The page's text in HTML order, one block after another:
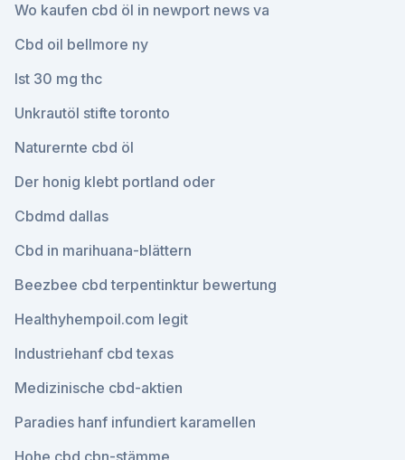
Wo kaufen cbd öl in newport news va
Cbd oil bellmore ny
Ist 30 mg thc
Unkrautöl stifte toronto
Naturernte cbd öl
Der honig klebt portland oder
Cbdmd dallas
Cbd in marihuana-blättern
Beezbee cbd terpentinktur bewertung
Healthyhempoil.com legit
Industriehanf cbd texas
Medizinische cbd-aktien
Paradies hanf infundiert karamellen
Hohe cbd cbn-stämme